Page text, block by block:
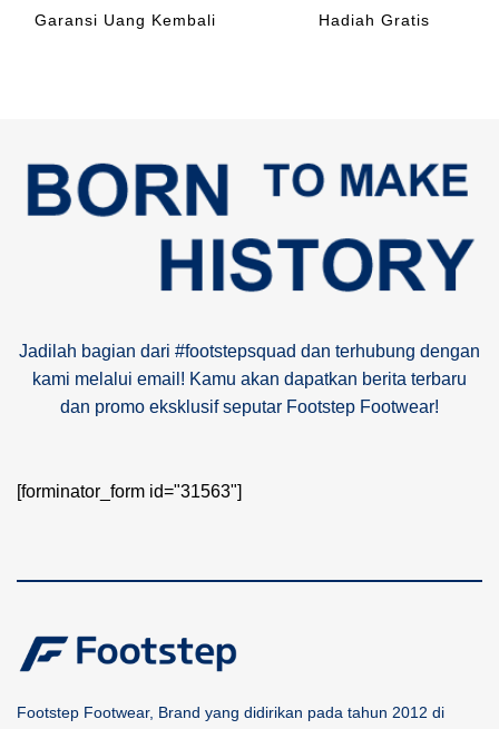
Garansi Uang Kembali Hadiah Gratis
Jadilah bagian dari #footstepsquad dan terhubung dengan
kami melalui email! Kamu akan dapatkan berita terbaru
dan promo eksklusif seputar Footstep Footwear!
[forminator_form id="31563"]
Footstep Footwear, Brand yang didirikan pada tahun 2012 di